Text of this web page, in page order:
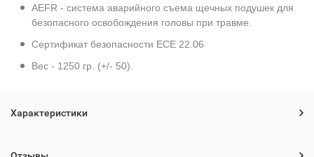
AEFR - система аварийного съема щечных подушек для
безопасного освобождения головы при травме.
Сертификат безопасности ECE 22.06
Вес - 1250 гр. (+/- 50).
Характеристики